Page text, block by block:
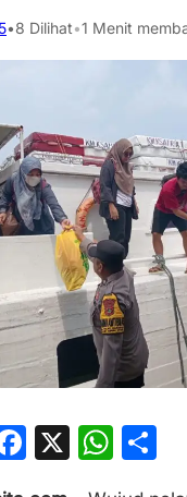
•8 Dilihat•1 Menit
F
X
W